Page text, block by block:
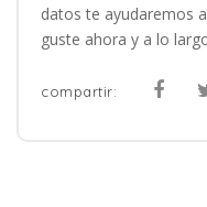
datos te ayudaremos
guste ahora y a lo
compartir: